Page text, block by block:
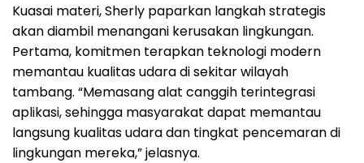
Kuasai materi, Sherly paparkan langkah strategis
akan diambil menangani kerusakan lingkungan.
Pertama, komitmen terapkan teknologi modern
memantau kualitas udara di sekitar wilayah
tambang. “Memasang alat canggih terintegrasi
aplikasi, sehingga masyarakat dapat memantau
langsung kualitas udara dan tingkat pencemaran di
lingkungan mereka,” jelasnya.